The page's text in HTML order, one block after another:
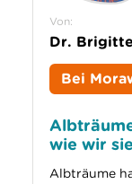
Von:
Dr.
Bei
wie wir
Albträume